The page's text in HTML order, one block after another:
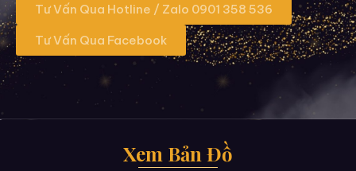
Tư Vấn Qua Hotline / Zalo 0901 358 536
Tư Vấn Qua Facebook
Xem Bản Đồ